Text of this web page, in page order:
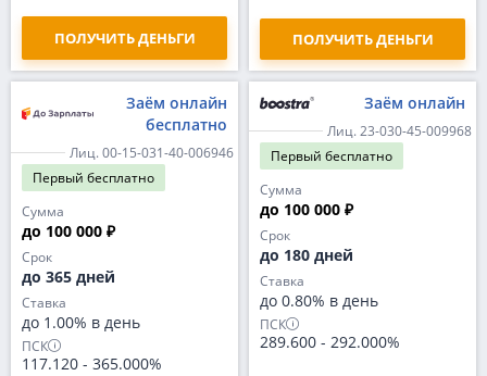
ПОЛУЧИТЬ ДЕНЬГИ ПОЛУЧИТЬ ДЕНЬГИ
Заём онлайн
бесплатно
Лиц. 00-15-031-40-006946
Первый бесплатно
Сумма
до 100 000 ₽
Срок
до 365 дней
Ставка
до 1.00% в день
ПСК
117.120 - 365.000%
Заём онлайн
Лиц. 23-030-45-009968
Первый бесплатно
Сумма
до 100 000 ₽
Срок
до 180 дней
Ставка
до 0.80% в день
ПСК
289.600 - 292.000%